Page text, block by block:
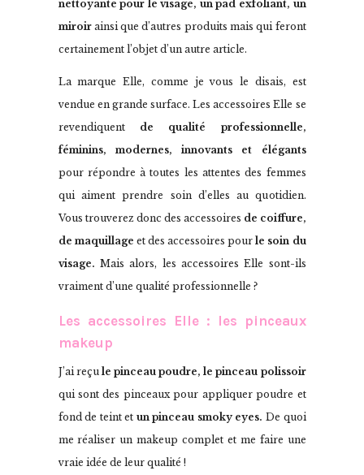
nettoyante pour le visage, un pad exfoliant, un
miroirainsi que d’autres produits mais qui feront
certainement l’objet d’un autre article.
La marque Elle, comme je vous le disais, est
vendue en grande surface. Les accessoires Elle se
revendiquent de qualité professionnelle,
féminins, modernes, innovants et élégants
pour répondre à toutes les attentes des femmes
qui aiment prendre soin d’elles au quotidien.
Vous trouverez donc des accessoires de coiffure,
de maquillage et des accessoires pourle soin du
visage. Mais alors, les accessoires Elle sont-ils
vraiment d’une qualité professionnelle ?
Les accessoires Elle : les pinceaux
makeup
J’ai reçu le pinceau poudre, le pinceau polissoir
qui sont des pinceaux pour appliquer poudre et
fond de teint et un pinceau smoky eyes. De quoi
me réaliser un makeup complet et me faire une
vraie idée de leur qualité !